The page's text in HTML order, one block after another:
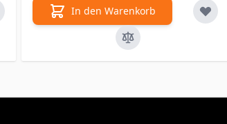
In den Warenkorb